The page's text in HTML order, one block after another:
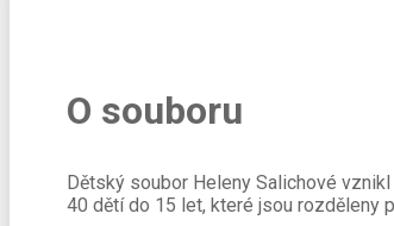
O souboru
Dětský soubor Heleny Salichové
40 dětí do 15 let, které jsou rozděleny